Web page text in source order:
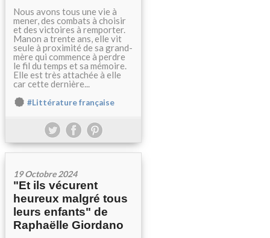
Nous avons tous une vie à
mener, des combats à choisir
et des victoires à remporter.
Manon a trente ans, elle vit
seule à proximité de sa grand-
mère qui commence à perdre
le fil du temps et sa mémoire.
Elle est très attachée à elle
car cette dernière...
#Littérature française
19 Octobre 2024
"Et ils vécurent
heureux malgré tous
leurs enfants" de
Raphaëlle Giordano